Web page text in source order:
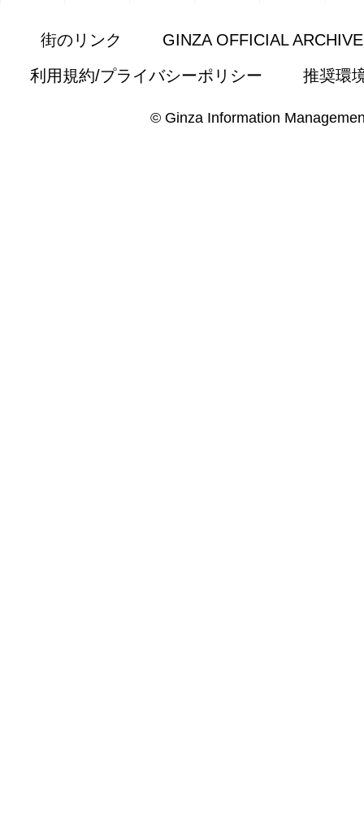
街のリンク
GINZA OFFICIAL
利用規約/プライバシーポリシー
推奨環
© Ginza Information